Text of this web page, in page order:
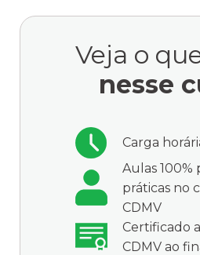
Veja o
nesse
Carga
Aulas 100%
práticas no
CDMV
Certificado
CDMV ao